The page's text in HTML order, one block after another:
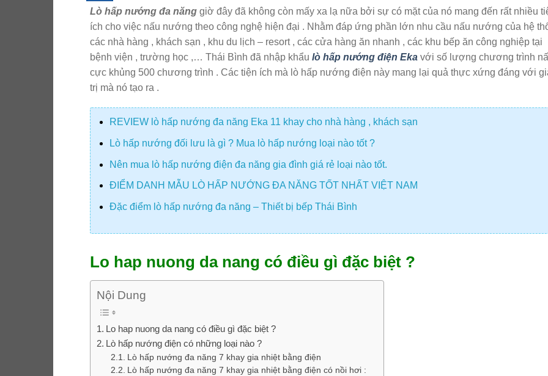
Lò hấp nướng đa năng giờ đây đã không còn mấy xa lạ nữa bởi sự có mặt của nó mang đến rất nhiều
ích cho việc nấu nướng theo công nghệ hiện đại . Nhằm đáp ứng phần lớn nhu cầu nấu nướng của hệ
các nhà hàng , khách sạn , khu du lịch – resort , các cửa hàng ăn nhanh , các khu bếp ăn công nghiệp tại
bệnh viện , trường học ,… Thái Bình đã nhập khẩu lò hấp nướng điện Eka với số lượng chương trình
cực khủng 500 chương trình . Các tiện ích mà lò hấp nướng điện này mang lại quả thực xứng đáng với
trị mà nó tạo ra .
REVIEW lò hấp nướng đa năng Eka 11 khay cho nhà hàng , khách sạn
Lò hấp nướng đối lưu là gì ? Mua lò hấp nướng loại nào tốt ?
Nên mua lò hấp nướng điện đa năng gia đình giá rẻ loại nào tốt.
ĐIỂM DANH MẪU LÒ HẤP NƯỚNG ĐA NĂNG TỐT NHẤT VIỆT NAM
Đặc điểm lò hấp nướng đa năng – Thiết bị bếp Thái Bình
Lo hap nuong da nang có điều gì đặc biệt ?
Nội Dung
Lo hap nuong da nang có điều gì đặc biệt ?
Lò hấp nướng điện có những loại nào ?
Lò hấp nướng đa năng 7 khay gia nhiệt bằng điện
Lò hấp nướng đa năng 7 khay gia nhiệt bằng điện có nồi hơi :